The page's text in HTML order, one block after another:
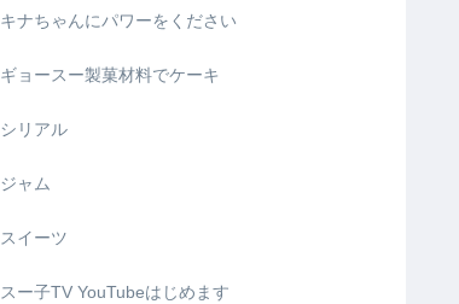
キナちゃんにパワーをください
ギョースー製菓材料でケーキ
シリアル
ジャム
スイーツ
スー子TV YouTubeはじめます